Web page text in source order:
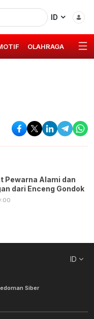
ID
OLAHRAGA GAYA
Pewarna Alami dan
dari Enceng Gondok
ID
Siber